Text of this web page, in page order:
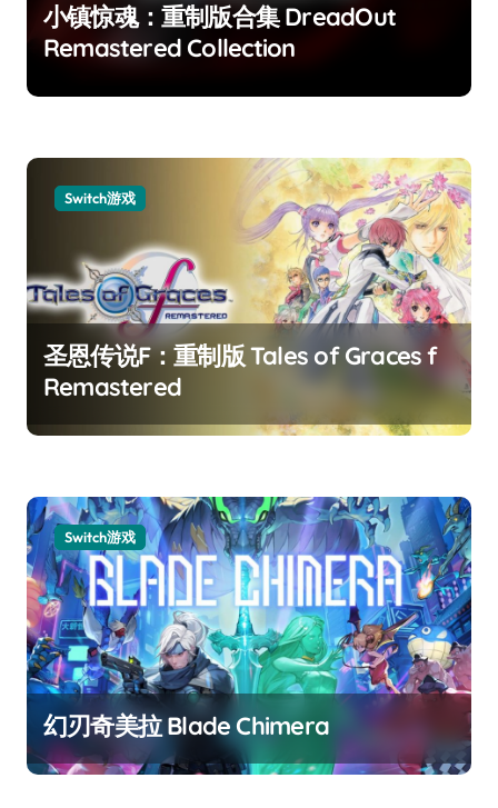
小镇惊魂：重制版合集 DreadOut
Remastered Collection
Switch游戏
圣恩传说F：重制版 Tales of Graces f
Remastered
Switch游戏
幻刃奇美拉 Blade Chimera